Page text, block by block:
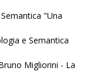
"Una
e Semantica
Migliorini - La